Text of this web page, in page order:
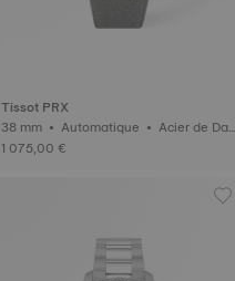
Tissot PRX
38 mm • Automatique • Acier de Da
mas
1 075,00 €